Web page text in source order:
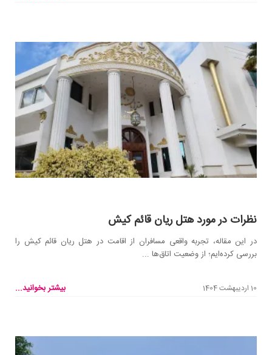
نظرات در مورد هتل ریان قائم کیش
در این مقاله، تجربه واقعی مسافران از اقامت در هتل ریان قائم کیش را
بررسی کرده‌ایم؛ از وضعیت اتاق‌ها ...
10 اردیبهشت 1404 بیشتر بخوانید...